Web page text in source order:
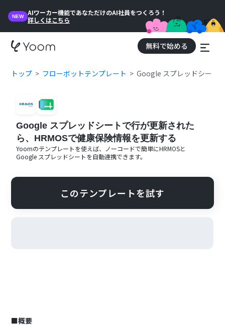
NEW
AIワーカー機能であなただけのAI社員をつくろう！
詳しくはこちら
無料で始める
トップ フローボットテンプレート Google スプレッドシート
Google スプレッドシートで行が更新された
ら、HRMOSで健康保険情報を更新する
Yoomのテンプレートを使えば、ノーコードで簡単にHRMOSと
Google スプレッドシートを自動連携できます。
このテンプレートを試す
■概要